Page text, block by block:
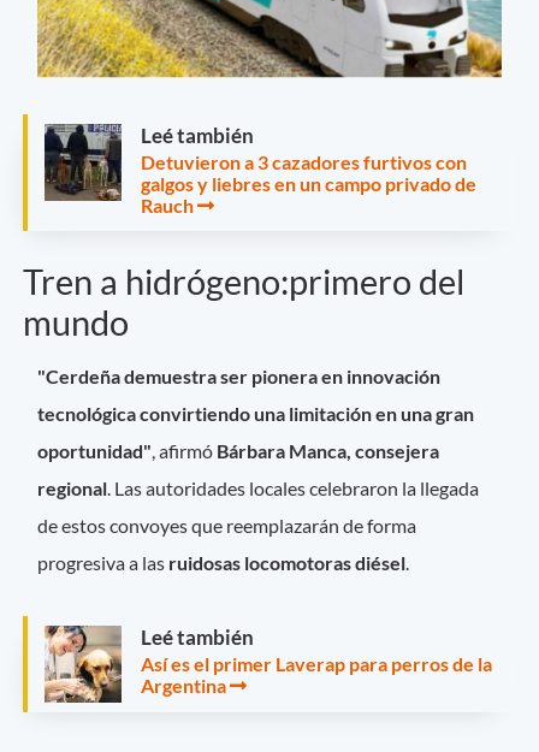
Leé también
Detuvieron a 3 cazadores furtivos con
galgos y liebres en un campo privado de
Rauch
Tren a hidrógeno:primero del
mundo
"Cerdeña demuestra ser pionera en innovación
tecnológica convirtiendo una limitación en una gran
oportunidad", afirmó Bárbara Manca, consejera
regional. Las autoridades locales celebraron la llegada
de estos convoyes que reemplazarán de forma
progresiva a las ruidosas locomotoras diésel.
Leé también
Así es el primer Laverap para perros de la
Argentina